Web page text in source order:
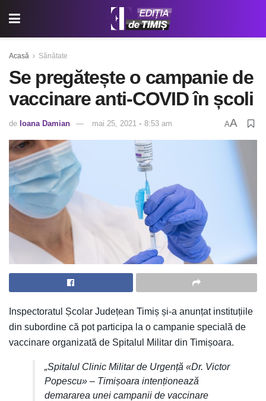
Acasă Sănătate
Se pregătește o campanie de
vaccinare anti-COVID în școli
de Ioana Damian mai 25, 2021 ◦ 8:53 am AA
Inspectoratul Școlar Județean Timiș și-a anunțat instituțiile
din subordine că pot participa la o campanie specială de
vaccinare organizată de Spitalul Militar din Timișoara.
„Spitalul Clinic Militar de Urgență «Dr. Victor
Popescu» – Timișoara intenționează
demararea unei campanii de vaccinare